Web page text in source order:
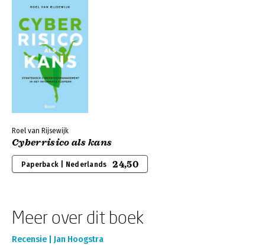
Roel van Rijsewijk
Cyberrisico als kans
Paperback | Nederlands 24,50
Meer over dit boek
Recensie | Jan Hoogstra